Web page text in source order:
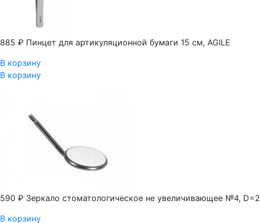
885 ₽ Пинцет для артикуляционной бумаги 15 см, AGILE
В корзину
В корзину
590 ₽ Зеркало стоматологическое не увеличивающее №4,
В корзину